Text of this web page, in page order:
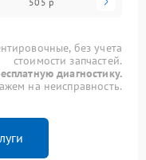
без учета
стоимости запчастей.
диагностику.
на неисправность.